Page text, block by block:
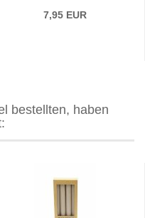
7,95 EUR
bestellten, haben